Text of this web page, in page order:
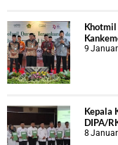
Khotmil
9
Kepala
DIPA/
8